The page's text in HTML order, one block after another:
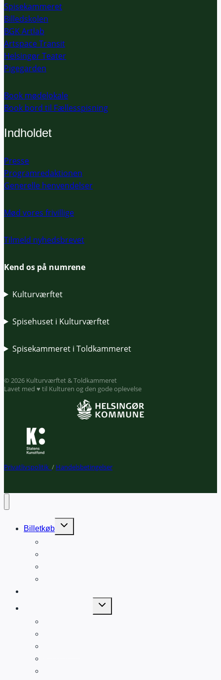
Spisekammeret
Billedskolen
BGK Artlab
Artspace Transit
Helsingør Teater
Pigegarden
Book mødelokale
Book bord til Fællesspisning
Indholdet
Presse
Programredaktionen
Generelle henvendelser
Mød vores frivillige
Tilmeld nyhedsbrevet
Kend os på numrene
Kulturværftet
Spisehuset i Kulturværftet
Spisekammeret i Toldkammeret
© 2026 Kulturværftet & Toldkammeret
Lavet med ♥ til Kulturen og den gode oplevelse
Privatlivspolitik / Handelsbetingelser
Billetkøb
Expand
child
Expand
child